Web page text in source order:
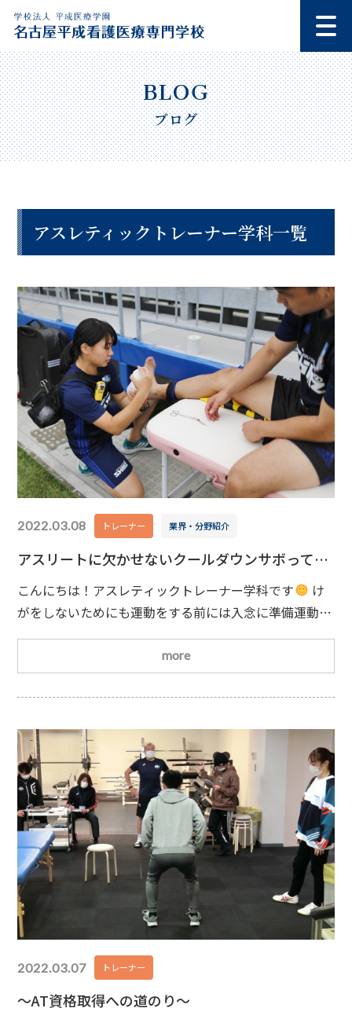
ブログ
アスレティックトレーナー学科一覧
2022.03.08 トレーナー 業界・分野紹介
アスリートに欠かせないクールダウンサボってま
せんか？
こんにちは！アスレティックトレーナー学科です
け
がをしないためにも運動をする前には入念に準備運動を
ダウンに関しては、あまり気にされていない方が多いの
ではないでしょうか。もしクールダウンをしっかりされ
ていないようであれば、これからは準備運動と同じよう
します
運動をした後何もせずそのまま休
more
2022.03.07 トレーナー
～AT資格取得への道のり～